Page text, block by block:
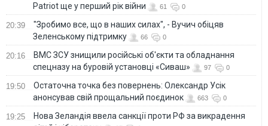
Patriot ще у перший рік війни
61 0
20:39
"Зробимо все, що в наших силах", - Вучич обіцяв
Зеленському підтримку
66 0
20:16
ВМС ЗСУ знищили російські об'єкти та обладнання
спецназу на буровій установці «Сиваш»
97 0
19:50
Остаточна точка без повернень: Олександр Усік
анонсував свій прощальний поєдинок
663 0
19:25
Нова Зеландія ввела санкції проти РФ за викрадення